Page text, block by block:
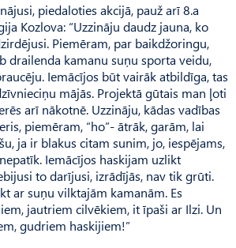
piedaloties akcijā, pauž arī 8.a
Kozlova: “Uzzināju daudz jauna, ko
Piemēram, par baikdžoringu,
drailenda kamanu suņu sporta veidu,
Iemācījos būt vairāk atbildīga, tas
mājās. Projektā gūtais man ļoti
arī nākotnē. Uzzināju, kādas vadības
piemēram, “ho”- ātrāk, garām, lai
ja ir blakus citam sunim, jo, iespējams,
Iemācījos haskijam uzlikt
to darījusi, izrādījās, nav tik grūti.
ar suņu vilktajām kamanām. Es
jautriem cilvēkiem, it īpaši ar Ilzi. Un
gudriem haskijiem!”